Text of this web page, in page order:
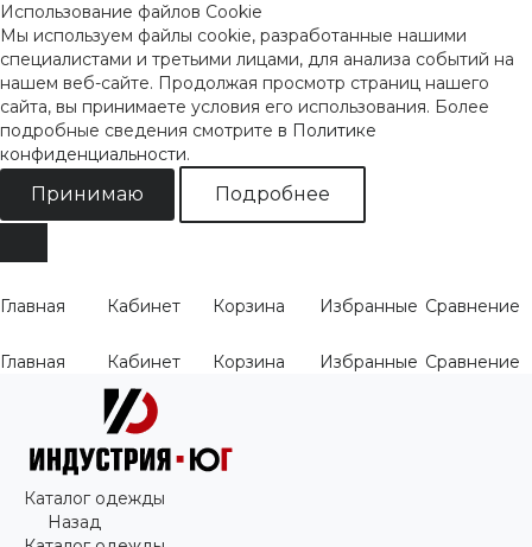
Использование файлов Cookie
Мы используем файлы cookie, разработанные нашими
специалистами и третьими лицами, для анализа событий на
нашем веб-сайте. Продолжая просмотр страниц нашего
сайта, вы принимаете условия его использования. Более
подробные сведения смотрите в Политике
конфиденциальности.
Принимаю Подробнее
Главная Кабинет Корзина Избранные Сравнение
Главная Кабинет Корзина Избранные Сравнение
Каталог одежды
Назад